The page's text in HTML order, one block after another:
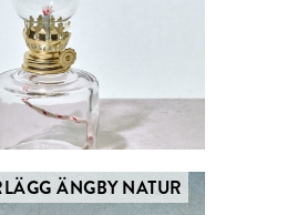
ÄNGBY NATUR